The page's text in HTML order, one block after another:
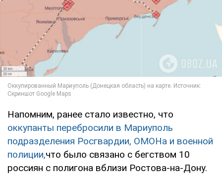
Напомним, ранее стало известно, что
оккупанты перебросили в Мариуполь
подразделения Росгвардии, ОМОНа и военной
полиции,что было связано с бегством 10
россиян с полигона вблизи Ростова-на-Дону.